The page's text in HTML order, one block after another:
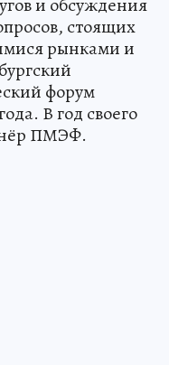
и обсуждения
стоящих
рынками и
форум
В год своего
ПМЭФ.